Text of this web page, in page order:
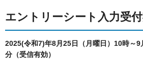
エントリーシート入力受
2025(令和7)年8月25日（月曜日）10時～9
分（受信有効）